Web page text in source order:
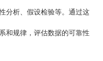
分析、假设检验等。通过这
和规律，评估数据的可靠性